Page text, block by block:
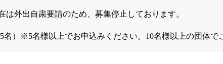
外出自粛要請のため、募集停止しております。
）※5名様以上でお申込みください。10名様以上の団体で